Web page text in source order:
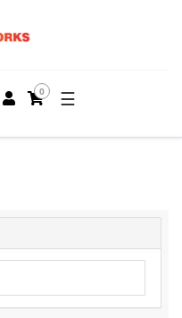
0 ☰